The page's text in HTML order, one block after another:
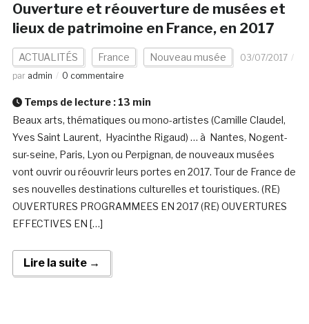
Ouverture et réouverture de musées et
lieux de patrimoine en France, en 2017
ACTUALITÉS France Nouveau musée
03/07/2017
par admin 0 commentaire
Temps de lecture : 13 min
Beaux arts, thématiques ou mono-artistes (Camille Claudel,
Yves Saint Laurent, Hyacinthe Rigaud) … à Nantes, Nogent-
sur-seine, Paris, Lyon ou Perpignan, de nouveaux musées
vont ouvrir ou réouvrir leurs portes en 2017. Tour de France de
ses nouvelles destinations culturelles et touristiques. (RE)
OUVERTURES PROGRAMMEES EN 2017 (RE) OUVERTURES
EFFECTIVES EN […]
Lire la suite →